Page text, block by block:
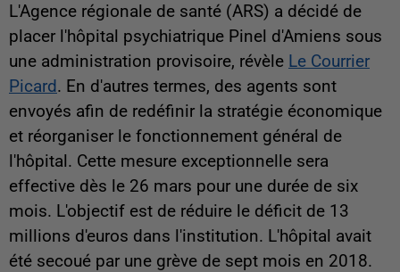
L'Agence régionale de santé (ARS) a décidé de
placer l'hôpital psychiatrique Pinel d'Amiens sous
une administration provisoire, révèle Le Courrier
Picard. En d'autres termes, des agents sont
envoyés afin de redéfinir la stratégie économique
et réorganiser le fonctionnement général de
l'hôpital. Cette mesure exceptionnelle sera
effective dès le 26 mars pour une durée de six
mois. L'objectif est de réduire le déficit de 13
millions d'euros dans l'institution. L'hôpital avait
été secoué par une grève de sept mois en 2018.